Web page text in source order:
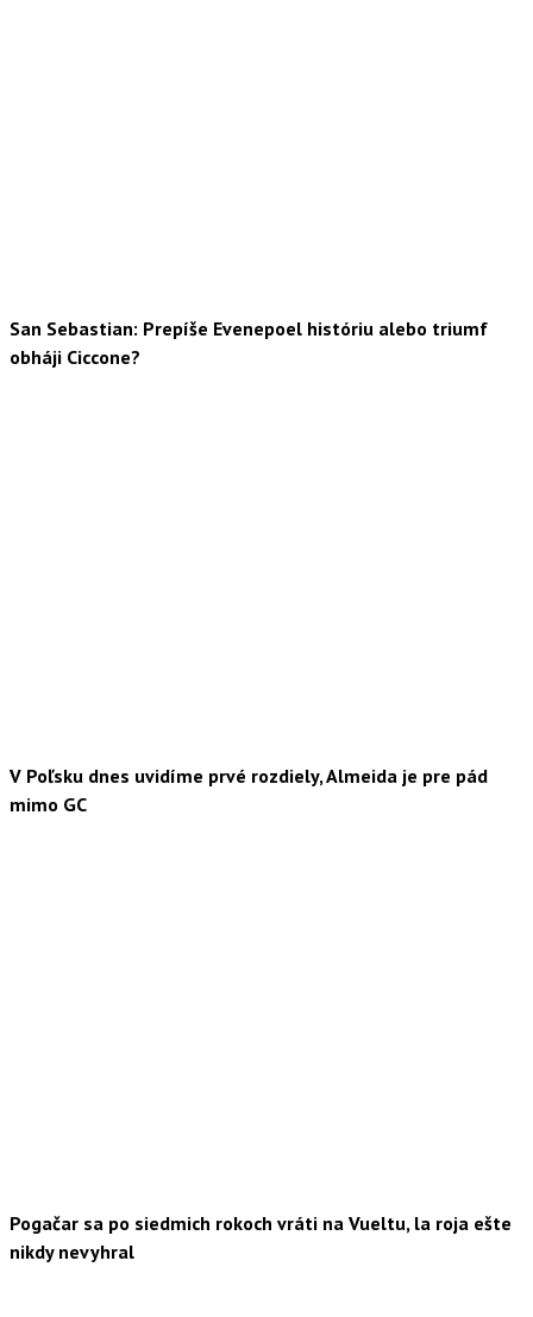
San Sebastian: Prepíše Evenepoel históriu alebo triumf
obháji Ciccone?
V Poľsku dnes uvidíme prvé rozdiely, Almeida je pre pád
mimo GC
Pogačar sa po siedmich rokoch vráti na Vueltu, la roja ešte
nikdy nevyhral